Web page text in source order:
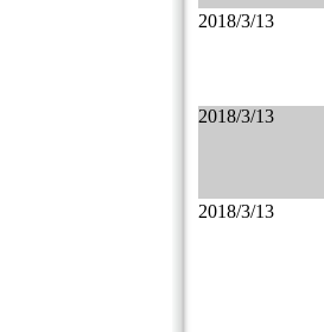
2018/3/13
2018/3/13
2018/3/13